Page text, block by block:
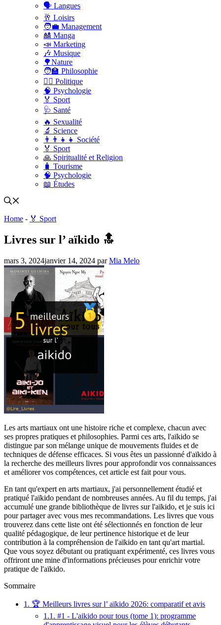
🗣 Langues
🥂 Loisirs
🧑‍💼 Management
🎎 Manga
📣 Marketing
🎶 Musique
🌳Nature
🧑‍🏫 Philosophie
👨‍⚖️ Politique
🧠 Psychologie
🏅 Sport
🩺 Santé
🔥 Sexualité
🔬 Science
👨‍👨‍👧‍👧 Société
🏅 Sport
🙏 Spiritualité et Religion
🧳 Tourisme
🧠 Psychologie
📖 Études
Home - 🏅 Sport
Livres sur l’ aïkido 🔝
mars 3, 2024janvier 14, 2024 parMia Melo
Les arts martiaux ont une histoire riche et complexe, chacun avec
ses propres pratiques et philosophies. Parmi ces arts, l'aïkido se
distingue par son mélange unique de mouvements fluides et de
techniques de défense efficaces. Si vous êtes un passionné d'aïkido à
la recherche des meilleurs livres pour approfondir vos connaissances
et améliorer vos compétences, cet article est fait pour vous.
En tant qu'expert en arts martiaux, j'ai personnellement étudié et
pratiqué l'aïkido pendant de nombreuses années. Au fil du temps, j'ai
accumulé une grande bibliothèque de livres sur l'aïkido, et je suis ici
pour partager avec vous mes recommandations. Les livres que vous
trouverez dans cette liste ont été sélectionnés en fonction de leur
qualité pédagogique, de leur pertinence historique et de leur
contribution à la compréhension de l'aïkido en tant qu'art martial.
Que vous soyez débutant ou pratiquant expérimenté, ces livres vous
offriront une mine d'informations précieuses pour enrichir votre
pratique de l'aïkido.
Sommaire
1. 🏆 Meilleurs livres sur l’ aïkido 2026: comparatif et avis
1.1. #1 - L'aikido pour tous (tome 1): programme